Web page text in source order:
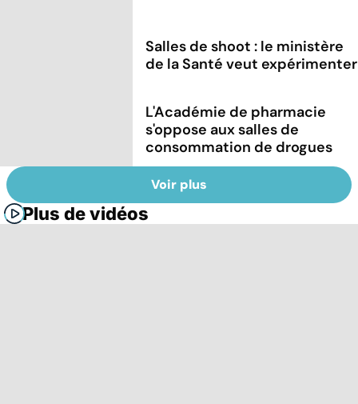
Salles de shoot : le ministère
de la Santé veut expérimenter
L'Académie de pharmacie
s'oppose aux salles de
consommation de drogues
Voir plus
Plus de vidéos